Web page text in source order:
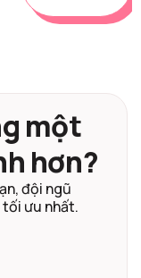
một
hơn?
đội ngũ
tối ưu nhất.